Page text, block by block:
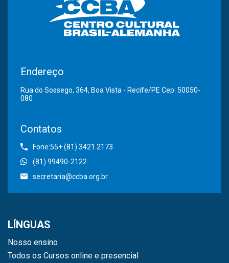
Endereço
Rua do Sossego, 364, Boa Vista - Recife/PE Cep: 50050-
080
Contatos
Fone:55+ (81) 3421.2173
(81) 99490-2122
secretaria@ccba.org.br
LÍNGUAS
Nosso ensino
Todos os Cursos online e presencial